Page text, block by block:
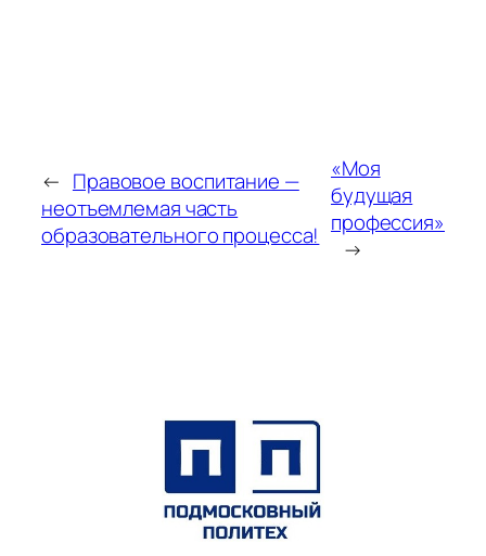
← Правовое воспитание —
неотъемлемая часть
образовательного процесса!
«Моя
будущая
профессия»
→